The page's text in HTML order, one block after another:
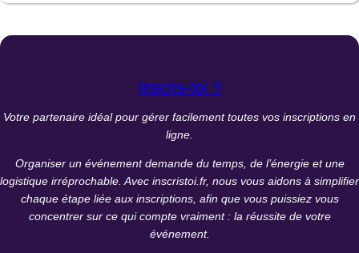
Inscris-toi !!
Votre partenaire idéal pour gérer facilement toutes vos inscriptions en
ligne.
Organiser un événement demande du temps, de l’énergie et une
logistique irréprochable. Avec inscristoi.fr, nous vous aidons à simplifier
chaque étape liée aux inscriptions, afin que vous puissiez vous
concentrer sur ce qui compte vraiment : la réussite de votre
événement.